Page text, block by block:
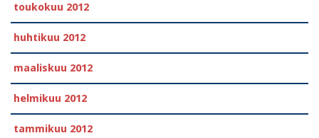
toukokuu 2012
huhtikuu 2012
maaliskuu 2012
helmikuu 2012
tammikuu 2012